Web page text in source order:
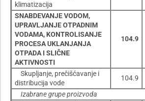
klimatizacija
SNABDEVANJE VODOM,
UPRAVLJANJE OTPADNIM
VODAMA, KONTROLISANJE
PROCESA UKLANJANJA
OTPADA I SLIČNE
AKTIVNOSTI
104.9
Skupljanje, prečišćavanje i
distribucija vode
104.9
Izabrane grupe proizvoda